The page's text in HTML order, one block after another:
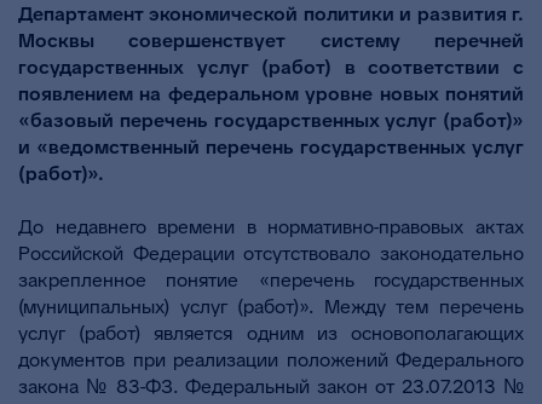
Департамент экономической политики и развития г.
Москвы совершенствует систему перечней
государственных услуг (работ) в соответствии с
появлением на федеральном уровне новых понятий
«базовый перечень государственных услуг (работ)»
и «ведомственный перечень государственных услуг
(работ)».
До недавнего времени в нормативно-правовых актах
Российской Федерации отсутствовало законодательно
закрепленное понятие «перечень государственных
(муниципальных) услуг (работ)». Между тем перечень
услуг (работ) является одним из основополагающих
документов при реализации положений Федерального
закона № 83-ФЗ. Федеральный закон от 23.07.2013 №